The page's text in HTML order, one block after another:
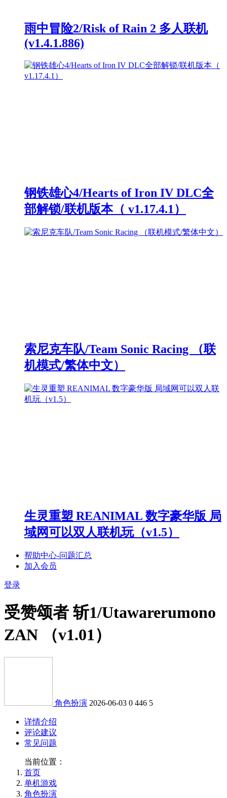
雨中冒险2/Risk of Rain 2 多人联机
(v1.4.1.886)
钢铁雄心4/Hearts of Iron IV DLC全
部解锁/联机版本（ v1.17.4.1）
索尼克车队/Team Sonic Racing （联
机模式/繁体中文）
生灵重塑 REANIMAL 数字豪华版 局
域网可以双人联机玩（v1.5）
帮助中心-问题汇总
加入会员
登录
受赞颂者 斩1/Utawarerumono
ZAN （v1.01）
角色扮演 2026-06-03 0 446 5
详情介绍
评论建议
常见问题
当前位置：
首页
单机游戏
角色扮演